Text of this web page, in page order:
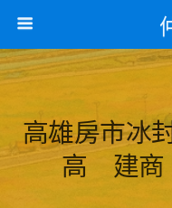
高雄房市冰
高 建商